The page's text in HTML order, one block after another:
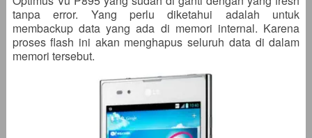
tanpa error. Yang perlu diketahui adalah untuk
membackup data yang ada di memori internal. Karena
proses flash ini akan menghapus seluruh data di dalam
memori tersebut.